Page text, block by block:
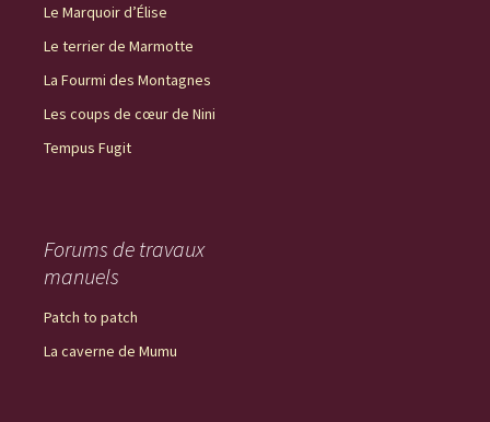
Le Marquoir d’Élise
Le terrier de Marmotte
La Fourmi des Montagnes
Les coups de cœur de Nini
Tempus Fugit
Forums de travaux
manuels
Patch to patch
La caverne de Mumu